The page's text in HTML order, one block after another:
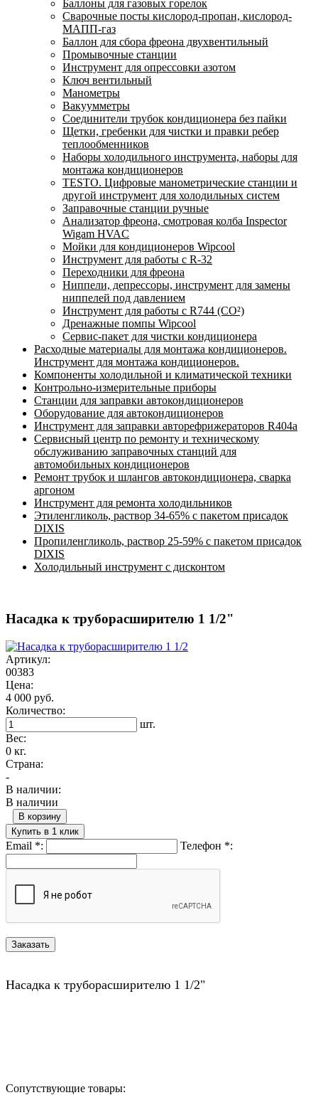
Баллоны для газовых горелок
Сварочные посты кислород-пропан, кислород-
МАПП-газ
Баллон для сбора фреона двухвентильный
Промывочные станции
Инструмент для опрессовки азотом
Ключ вентильный
Манометры
Вакуумметры
Соединители трубок кондиционера без пайки
Щетки, гребенки для чистки и правки ребер
теплообменников
Наборы холодильного инструмента, наборы для
монтажа кондиционеров
TESTO. Цифровые манометрические станции и
другой инструмент для холодильных систем
Заправочные станции ручные
Анализатор фреона, смотровая колба Inspector
Wigam HVAC
Мойки для кондиционеров Wipcool
Инструмент для работы с R-32
Переходники для фреона
Ниппели, депрессоры, инструмент для замены
ниппелей под давлением
Инструмент для работы с R744 (CO²)
Дренажные помпы Wipcool
Сервис-пакет для чистки кондиционера
Расходные материалы для монтажа кондиционеров.
Инструмент для монтажа кондиционеров.
Компоненты холодильной и климатической техники
Контрольно-измерительные приборы
Станции для заправки автокондиционеров
Оборудование для автокондиционеров
Инструмент для заправки авторефрижераторов R404a
Сервисный центр по ремонту и техническому
обслуживанию заправочных станций для
автомобильных кондиционеров
Ремонт трубок и шлангов автокондиционера, сварка
аргоном
Инструмент для ремонта холодильников
Этиленгликоль, раствор 34-65% с пакетом присадок
DIXIS
Пропиленгликоль, раствор 25-59% с пакетом присадок
DIXIS
Холодильный инструмент с дисконтом
Насадка к труборасширителю 1 1/2"
Артикул:
00383
Цена:
4 000 руб.
Количество:
шт.
Вес:
0 кг.
Страна:
-
В наличии:
В наличии
В корзину
Купить в 1 клик
Email *: Телефон *:
Насадка к труборасширителю 1 1/2"
Сопутствующие товары: